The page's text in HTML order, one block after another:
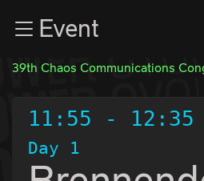
Zum InhaltEvent
39th Chaos Communications
11:55 - 12:35
Day 1